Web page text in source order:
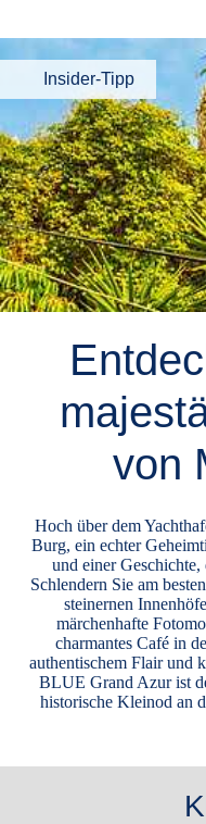
Insider-Tipp
von
Hoch über dem
Burg, ein echter
und einer
Schlendern Sie am
steinernen
märchenhafte
charmantes Café in
authentischem Flair und
BLUE Grand Azur ist
historische Kleinod an